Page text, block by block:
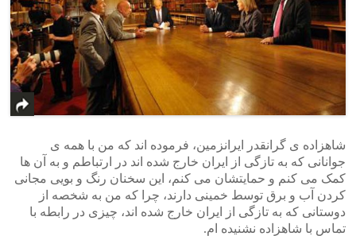
شاهزاده ی گرانقدر ایرانزمین، فرموده اند که من با همه ی
جوانانی که به تازگی از ایران خارج شده اند در ارتباطم و به آن ها
کمک می کنم و حمایتشان می کنم، این سخنان رنگ و بویی مجانی
کردن آب و برق توسط خمینی دارند، چرا که من به شخصه از
دوستانی که به تازگی از ایران خارج شده اند، چیزی در رابطه با
تماس با شاهزاده نشنیده ام.